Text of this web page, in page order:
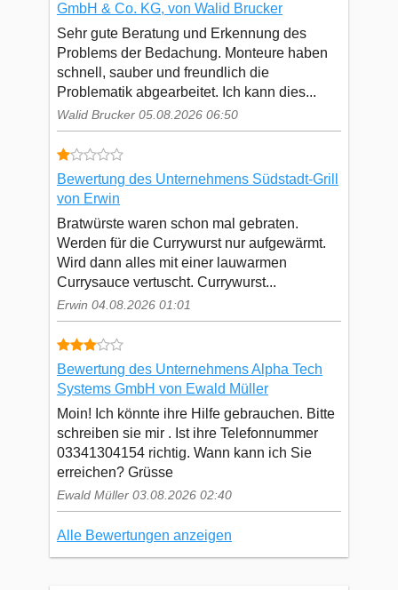
GmbH & Co. KG, von Walid Brucker
Sehr gute Beratung und Erkennung des
Problems der Bedachung. Monteure haben
schnell, sauber und freundlich die
Problematik abgearbeitet. Ich kann dies...
Walid Brucker 05.08.2026 06:50
Bewertung des Unternehmens Südstadt-Grill
von Erwin
Bratwürste waren schon mal gebraten.
Werden für die Currywurst nur aufgewärmt.
Wird dann alles mit einer lauwarmen
Currysauce vertuscht. Currywurst...
Erwin 04.08.2026 01:01
Bewertung des Unternehmens Alpha Tech
Systems GmbH von Ewald Müller
Moin! Ich könnte ihre Hilfe gebrauchen. Bitte
schreiben sie mir . Ist ihre Telefonnummer
03341304154 richtig. Wann kann ich Sie
erreichen? Grüsse
Ewald Müller 03.08.2026 02:40
Alle Bewertungen anzeigen